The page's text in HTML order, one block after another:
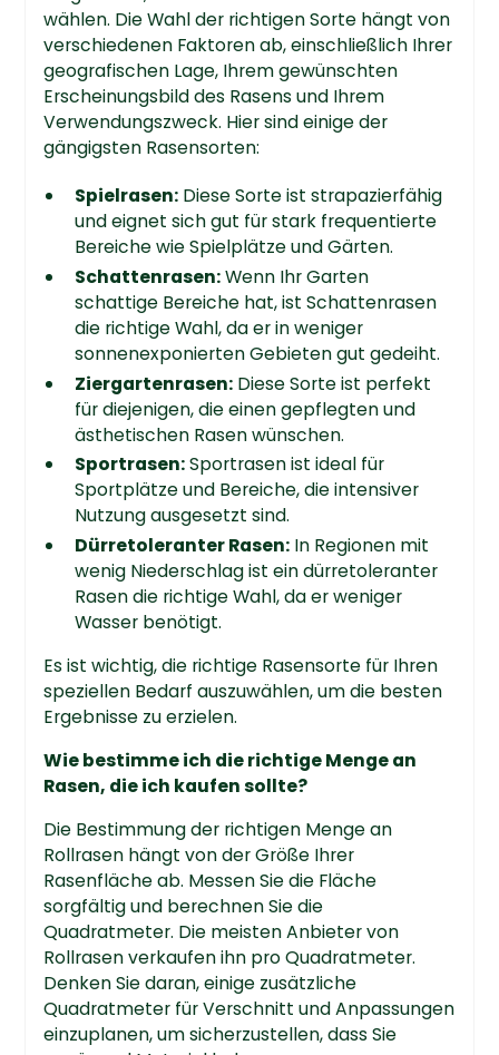
wählen. Die Wahl der richtigen Sorte hängt von
verschiedenen Faktoren ab, einschließlich Ihrer
geografischen Lage, Ihrem gewünschten
Erscheinungsbild des Rasens und Ihrem
Verwendungszweck. Hier sind einige der
gängigsten Rasensorten:
Spielrasen:Diese Sorte ist strapazierfähig
und eignet sich gut für stark frequentierte
Bereiche wie Spielplätze und Gärten.
Schattenrasen:Wenn Ihr Garten
schattige Bereiche hat, ist Schattenrasen
die richtige Wahl, da er in weniger
sonnenexponierten Gebieten gut gedeiht.
Ziergartenrasen:Diese Sorte ist perfekt
für diejenigen, die einen gepflegten und
ästhetischen Rasen wünschen.
Sportrasen:Sportrasen ist ideal für
Sportplätze und Bereiche, die intensiver
Nutzung ausgesetzt sind.
Dürretoleranter Rasen:In Regionen mit
wenig Niederschlag ist ein dürretoleranter
Rasen die richtige Wahl, da er weniger
Wasser benötigt.
Es ist wichtig, die richtige Rasensorte für Ihren
speziellen Bedarf auszuwählen, um die besten
Ergebnisse zu erzielen.
Wie bestimme ich die richtige Menge an
Rasen, die ich kaufen sollte?
Die Bestimmung der richtigen Menge an
Rollrasen hängt von der Größe Ihrer
Rasenfläche ab. Messen Sie die Fläche
sorgfältig und berechnen Sie die
Quadratmeter. Die meisten Anbieter von
Rollrasen verkaufen ihn pro Quadratmeter.
Denken Sie daran, einige zusätzliche
Quadratmeter für Verschnitt und Anpassungen
einzuplanen, um sicherzustellen, dass Sie